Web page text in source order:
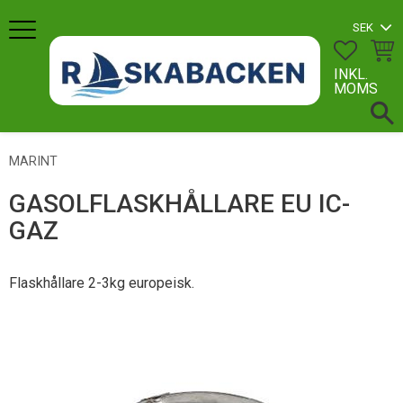
Meny
INKL.
MOMS
MARINT
GASOLFLASKHÅLLARE EU IC-
GAZ
Flaskhållare 2-3kg europeisk.